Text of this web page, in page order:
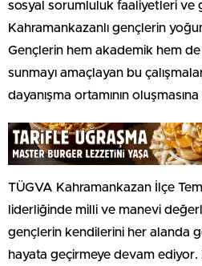
sosyal sorumluluk faaliyetleri ve
Kahramankazanlı gençlerin
Gençlerin hem akademik hem
sunmayı amaçlayan bu
dayanışma ortamının
TÜGVA Kahramankazan İlçe
liderliğinde milli ve manevi
gençlerin kendilerini her alanda
hayata geçirmeye devam